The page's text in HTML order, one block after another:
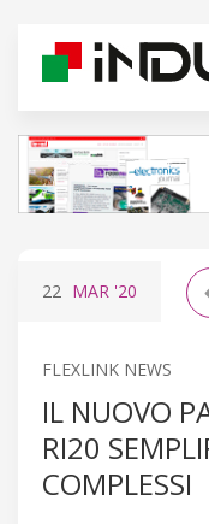
22 MAR '20
FLEXLINK NEWS
IL NUOVO
RI20
COMPLESSI